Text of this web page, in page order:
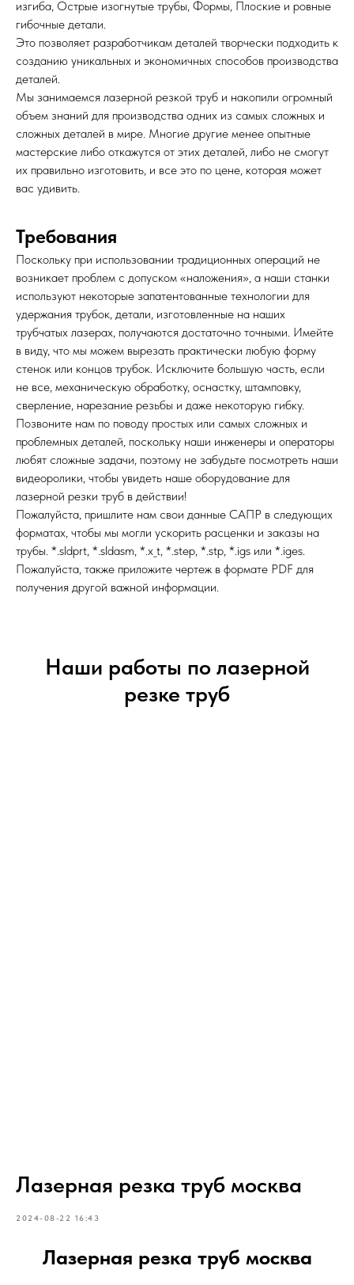
изгиба, Острые изогнутые трубы, Формы, Плоские и ровные
гибочные детали.
Это позволяет разработчикам деталей творчески подходить к
созданию уникальных и экономичных способов производства
деталей.
Мы занимаемся лазерной резкой труб и накопили огромный
объем знаний для производства одних из самых сложных и
сложных деталей в мире. Многие другие менее опытные
мастерские либо откажутся от этих деталей, либо не смогут
их правильно изготовить, и все это по цене, которая может
вас удивить.
Требования
Поскольку при использовании традиционных операций не
возникает проблем с допуском «наложения», а наши станки
используют некоторые запатентованные технологии для
удержания трубок, детали, изготовленные на наших
трубчатых лазерах, получаются достаточно точными. Имейте
в виду, что мы можем вырезать практически любую форму
стенок или концов трубок. Исключите большую часть, если
не все, механическую обработку, оснастку, штамповку,
сверление, нарезание резьбы и даже некоторую гибку.
Позвоните нам по поводу простых или самых сложных и
проблемных деталей, поскольку наши инженеры и операторы
любят сложные задачи, поэтому не забудьте посмотреть наши
видеоролики, чтобы увидеть наше оборудование для
лазерной резки труб в действии!
Пожалуйста, пришлите нам свои данные САПР в следующих
форматах, чтобы мы могли ускорить расценки и заказы на
трубы. *.sldprt, *.sldasm, *.x_t, *.step, *.stp, *.igs или *.iges.
Пожалуйста, также приложите чертеж в формате PDF для
получения другой важной информации.
Наши работы по лазерной
резке труб
Лазерная резка труб москва
2024-08-22 16:43
Лазерная резка труб москва